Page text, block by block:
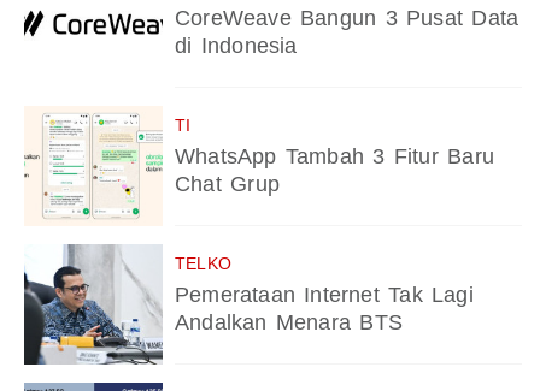
CoreWeave Bangun 3 Pusat Data
di Indonesia
TI
WhatsApp Tambah 3 Fitur Baru
Chat Grup
TELKO
Pemerataan Internet Tak Lagi
Andalkan Menara BTS